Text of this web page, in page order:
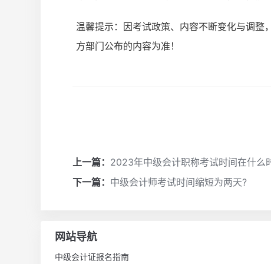
温馨提示：因考试政策、内容不断变化与调整
方部门公布的内容为准！
上一篇： 2023年中级会计职称考试时间在什么
下一篇： 中级会计师考试时间缩短为两天?
网站导航
中级会计证报名指南